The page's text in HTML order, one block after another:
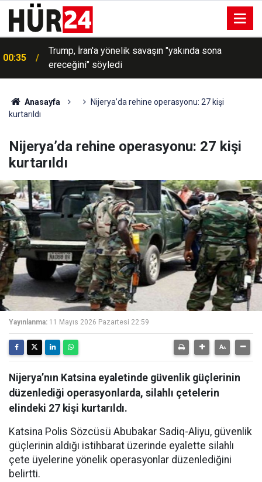
00:35
Trump, İran'a yönelik savaşın "yakında sona
ereceğini" söyledi
Anasayfa
Nijerya’da rehine operasyonu: 27 kişi
kurtarıldı
Nijerya’da rehine operasyonu: 27 kişi
kurtarıldı
Yayınlanma: 11 Mayıs 2026 Pazartesi 22:59
Nijerya’nın Katsina eyaletinde güvenlik güçlerinin
düzenlediği operasyonlarda, silahlı çetelerin
elindeki 27 kişi kurtarıldı.
Katsina Polis Sözcüsü Abubakar Sadiq-Aliyu, güvenlik
güçlerinin aldığı istihbarat üzerinde eyalette silahlı
çete üyelerine yönelik operasyonlar düzenlediğini
belirtti.